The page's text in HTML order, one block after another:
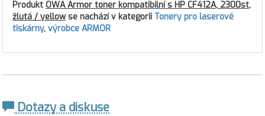
Produkt OWA Armor toner kompatibilní s HP CF412A, 2300st,
žlutá / yellowse nachází v kategorii Tonery pro laserové
tiskárny, výrobce ARMOR
Dotazy a diskuse